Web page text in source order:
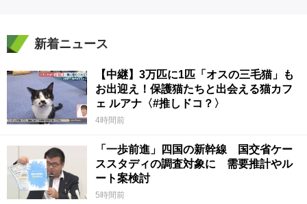
新着ニュース
【中継】3万匹に1匹「オスの三毛猫」も
お出迎え！保護猫たちと出会える猫カフ
ェ ルアナ〈#推しドコ？〉
4時間前
「一歩前進」四国の新幹線 国交省ケー
ススタディの調査対象に 需要推計やル
ート案検討
5時間前